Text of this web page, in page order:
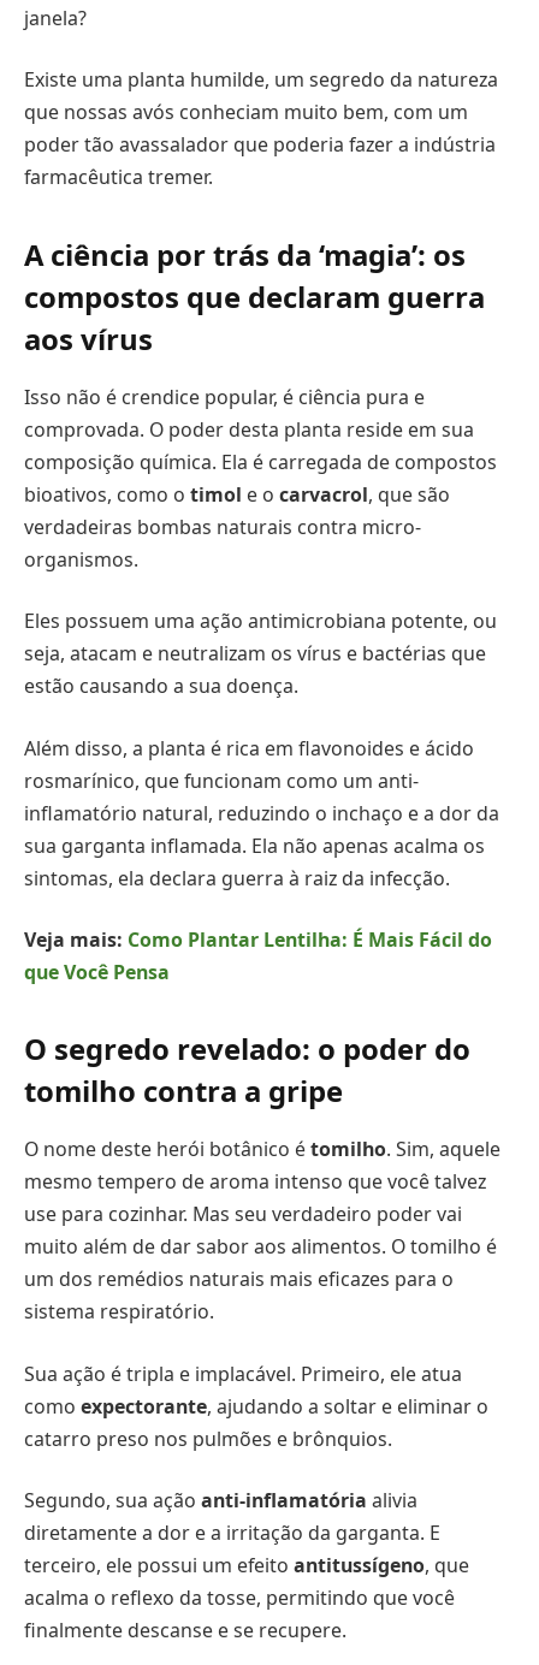
janela?
Existe uma planta humilde, um segredo da natureza
que nossas avós conheciam muito bem, com um
poder tão avassalador que poderia fazer a indústria
farmacêutica tremer.
A ciência por trás da ‘magia’: os
compostos que declaram guerra
aos vírus
Isso não é crendice popular, é ciência pura e
comprovada. O poder desta planta reside em sua
composição química. Ela é carregada de compostos
bioativos, como o timol e o carvacrol, que são
verdadeiras bombas naturais contra micro-
organismos.
Eles possuem uma ação antimicrobiana potente, ou
seja, atacam e neutralizam os vírus e bactérias que
estão causando a sua doença.
Além disso, a planta é rica em flavonoides e ácido
rosmarínico, que funcionam como um anti-
inflamatório natural, reduzindo o inchaço e a dor da
sua garganta inflamada. Ela não apenas acalma os
sintomas, ela declara guerra à raiz da infecção.
Veja mais: Como Plantar Lentilha: É Mais Fácil do
que Você Pensa
O segredo revelado: o poder do
tomilho contra a gripe
O nome deste herói botânico étomilho. Sim, aquele
mesmo tempero de aroma intenso que você talvez
use para cozinhar. Mas seu verdadeiro poder vai
muito além de dar sabor aos alimentos. O tomilho é
um dos remédios naturais mais eficazes para o
sistema respiratório.
Sua ação é tripla e implacável. Primeiro, ele atua
como expectorante, ajudando a soltar e eliminar o
catarro preso nos pulmões e brônquios.
Segundo, sua ação anti-inflamatória alivia
diretamente a dor e a irritação da garganta. E
terceiro, ele possui um efeito antitussígeno, que
acalma o reflexo da tosse, permitindo que você
finalmente descanse e se recupere.